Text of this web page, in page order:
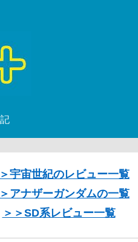
宇宙世紀のレビュー一覧
アナザーガンダムの一覧
＞＞SD系レビュー一覧